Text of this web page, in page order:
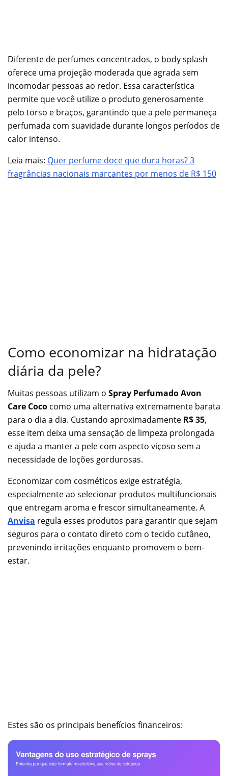
Diferente de perfumes concentrados, o body splash
oferece uma projeção moderada que agrada sem
incomodar pessoas ao redor. Essa característica
permite que você utilize o produto generosamente
pelo torso e braços, garantindo que a pele permaneça
perfumada com suavidade durante longos períodos de
calor intenso.
Leia mais: Quer perfume doce que dura horas? 3
fragrâncias nacionais marcantes por menos de R$ 150
Como economizar na hidratação
diária da pele?
Muitas pessoas utilizam o Spray Perfumado Avon
Care Coco como uma alternativa extremamente barata
para o dia a dia. Custando aproximadamente R$ 35,
esse item deixa uma sensação de limpeza prolongada
e ajuda a manter a pele com aspecto viçoso sem a
necessidade de loções gordurosas.
Economizar com cosméticos exige estratégia,
especialmente ao selecionar produtos multifuncionais
que entregam aroma e frescor simultaneamente. A
Anvisa regula esses produtos para garantir que sejam
seguros para o contato direto com o tecido cutâneo,
prevenindo irritações enquanto promovem o bem-
estar.
Estes são os principais benefícios financeiros: